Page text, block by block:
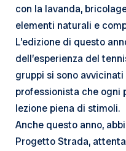
con la lavanda,
elementi naturali e
L’edizione di questo
dell’esperienza del
gruppi si sono
professionista che ogni
lezione piena di stimoli.
Anche questo anno,
Progetto Strada,